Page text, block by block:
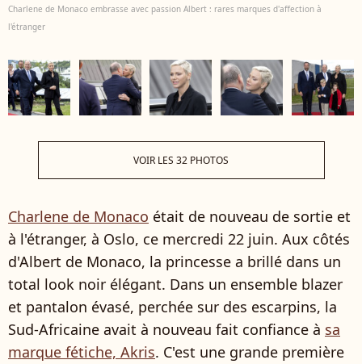
Charlene de Monaco embrasse avec passion Albert : rares marques d'affection à
l'étranger
VOIR LES 32 PHOTOS
Charlene de Monaco était de nouveau de sortie et
à l'étranger, à Oslo, ce mercredi 22 juin. Aux côtés
d'Albert de Monaco, la princesse a brillé dans un
total look noir élégant. Dans un ensemble blazer
et pantalon évasé, perchée sur des escarpins, la
Sud-Africaine avait à nouveau fait confiance à sa
marque fétiche, Akris. C'est une grande première